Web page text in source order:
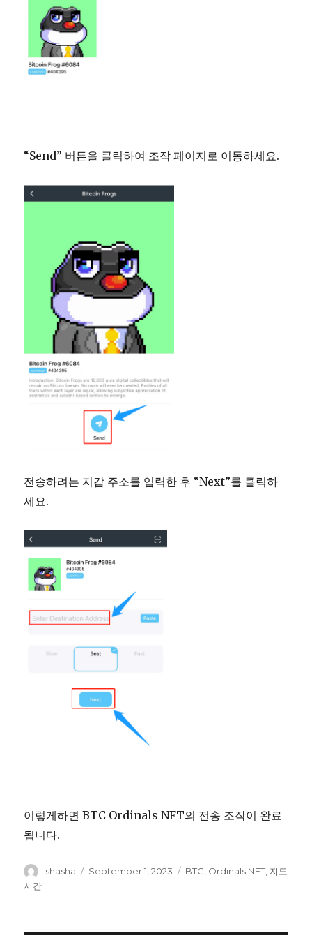
“Send” 버튼을 클릭하여 조작 페이지로 이동하세요.
전송하려는 지갑 주소를 입력한 후 “Next”를 클릭하
세요.
이렇게하면 BTC Ordinals NFT의 전송 조작이 완료
됩니다.
Author
shasha
Posted
September 1, 2023 Tags
BTC, Ordinals NFT, 지도
시간